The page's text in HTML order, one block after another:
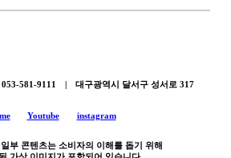
581-9111 | 대구광역시 달서구 성서로 317
Youtube instagram
부 콘텐츠는 소비자의 이해를 돕기 위해